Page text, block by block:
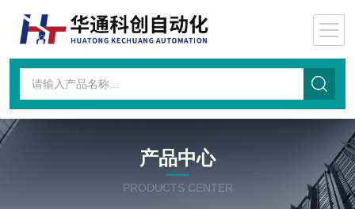
产品中心
PRODUCTS CENTER